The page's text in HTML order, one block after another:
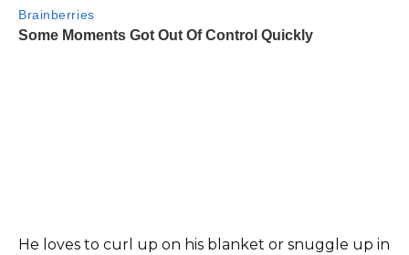
He loves to curl up on his blanket or snuggle up in